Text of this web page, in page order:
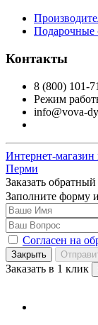
Подарочные
Контакты
8 (800) 101-
Режим
info@vova-
Интернет-
Перми
Заказать
Заполните форму
Согласен на
Закрыть
Заказать в 1 клик